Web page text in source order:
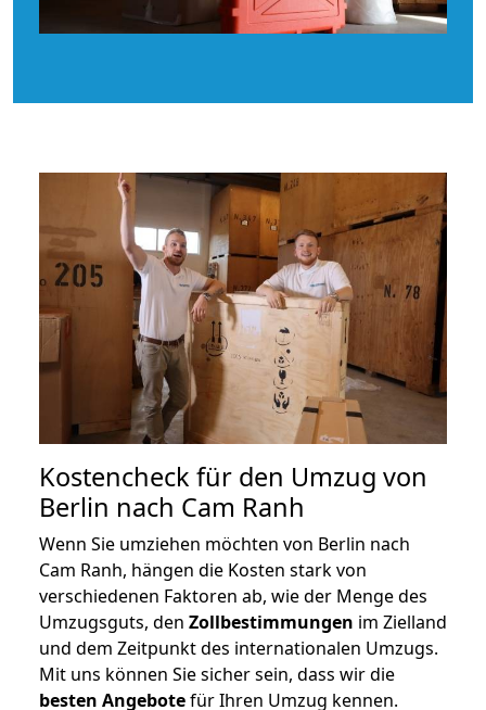
Kostencheck für den Umzug von
Berlin nach Cam Ranh
Wenn Sie umziehen möchten von Berlin nach
Cam Ranh, hängen die Kosten stark von
verschiedenen Faktoren ab, wie der Menge des
Umzugsguts, den Zollbestimmungen im Zielland
und dem Zeitpunkt des internationalen Umzugs.
Mit uns können Sie sicher sein, dass wir die
besten Angebotefür Ihren Umzug kennen.